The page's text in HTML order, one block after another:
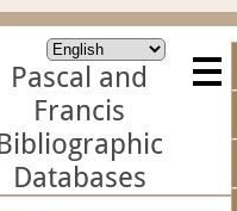
Pascal and
Francis
Databases